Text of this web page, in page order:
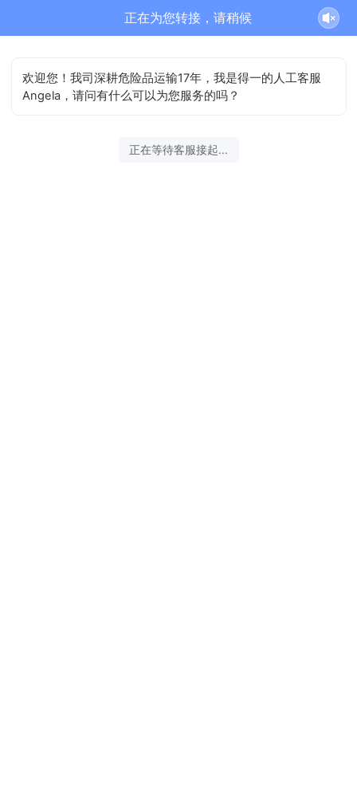
正在为您转接，请稍候
欢迎您！我司深耕危险品运输17年，我是得一的人工客服
Angela，请问有什么可以为您服务的吗？
正在等待客服接起...